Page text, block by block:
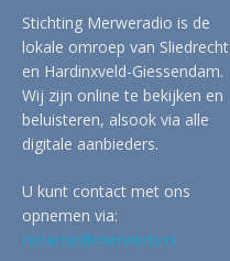
Stichting Merweradio is de
lokale omroep van Sliedrecht
en Hardinxveld-Giessendam.
Wij zijn online te bekijken en
beluisteren, alsook via alle
digitale aanbieders.
U kunt contact met ons
opnemen via:
redactie@merwertv.nl